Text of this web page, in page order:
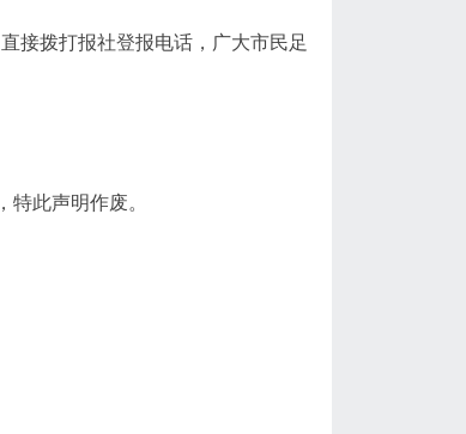
接拨打报社登报电话，广大市民足
此声明作废。